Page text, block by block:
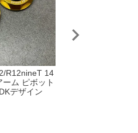
R12nineT 14
ム ピボット
デザイン